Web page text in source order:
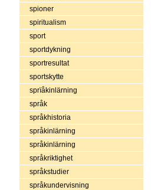
spioner
spiritualism
sport
sportdykning
sportresultat
sportskytte
sprïåkinlärning
språk
språkhistoria
språkinlärning
språkinlärning
språkriktighet
språkstudier
språkundervisning